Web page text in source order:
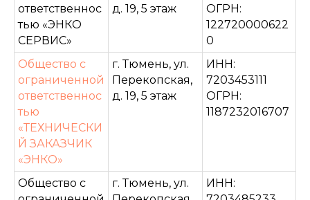
ответственнос
тью «ЭНКО
СЕРВИС»
д. 19, 5 этаж
ОГРН:
122720000622
0
Общество с
ограниченной
ответственнос
тью
«ТЕХНИЧЕСКИ
Й ЗАКАЗЧИК
«ЭНКО»
г. Тюмень, ул.
Перекопская,
д. 19, 5 этаж
ИНН:
7203453111
ОГРН:
1187232016707
Общество с
г. Тюмень, ул.
ИНН: